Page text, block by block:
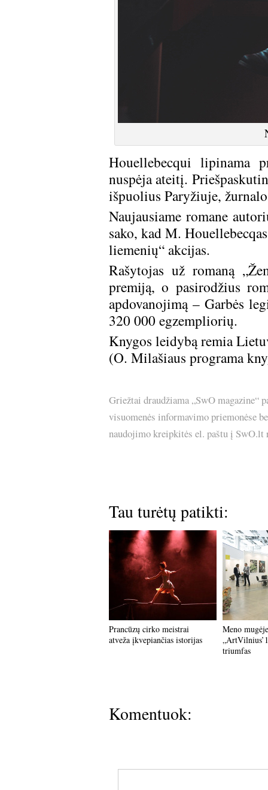
Houellebecqui lipinama
nuspėja ateitį.
išpuolius Paryžiuje,
Naujausiame romane
sako, kad M.
liemenių“ akcijas.
Rašytojas už romaną
premiją, o pasirodžius
apdovanojimą – Garbės
320 000 egzempliorių.
Knygos leidybą remia
(O. Milašiaus programa
Griežtai draudžiama „SwO magazine“
visuomenės informavimo priemonėse
naudojimo kreipkitės el. paštu į
Tau turėtų patikti:
Prancūzų cirko meistrai
atveža įkvepiančias istorijas
Meno mugėje
triumfas
Komentuok: